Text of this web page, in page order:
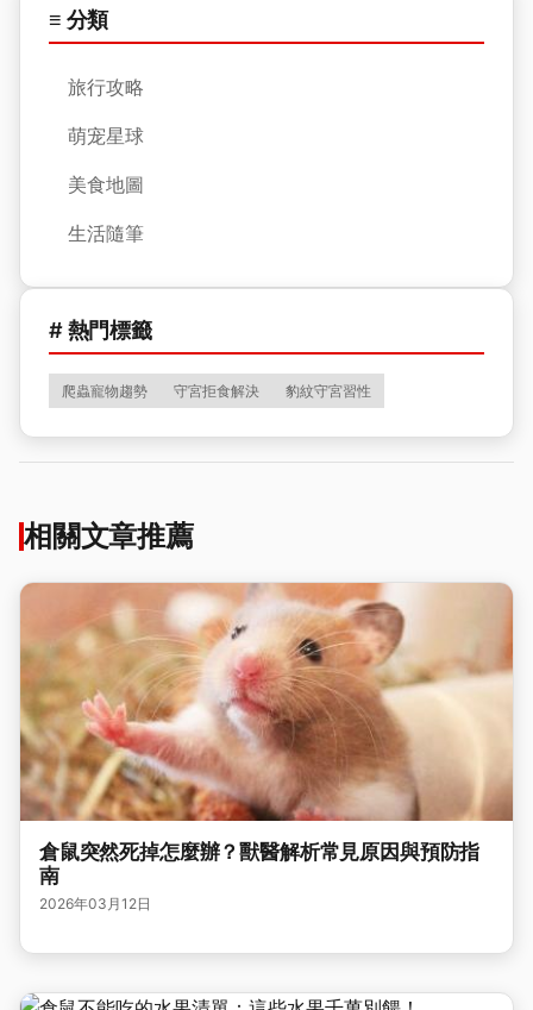
≡ 分類
旅行攻略
萌宠星球
美食地圖
生活隨筆
# 熱門標籤
爬蟲寵物趨勢 守宮拒食解決 豹紋守宮習性
相關文章推薦
倉鼠突然死掉怎麼辦？獸醫解析常見原因與預防指
南
2026年03月12日